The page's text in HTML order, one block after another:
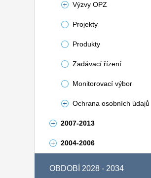
Výzvy OPZ
Projekty
Produkty
Zadávací řízení
Monitorovací výbor
Ochrana osobních údajů
2007-2013
2004-2006
OBDOBÍ 2028 - 2034